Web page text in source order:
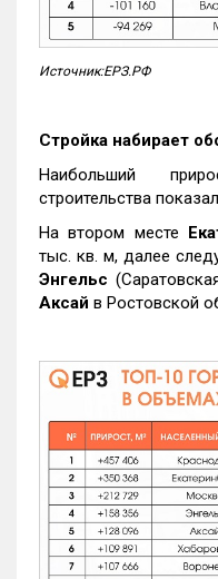
Источник:ЕРЗ.РФ
Стройка набирает
Наибольший
строительства показал
На втором месте
тыс. кв. м, далее
Энгельс
Аксай в Ростовской